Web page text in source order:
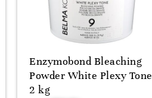
Enzymobond Bleaching
Powder White Plexy Tone
2 kg